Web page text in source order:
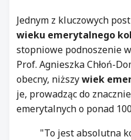
Jednym z kluczowych
wieku emerytalnego
stopniowe podnoszenie
Prof. Agnieszka Chłoń-
obecny, niższywiek
je, prowadząc do
emerytalnych o ponad
"To jest absolutna